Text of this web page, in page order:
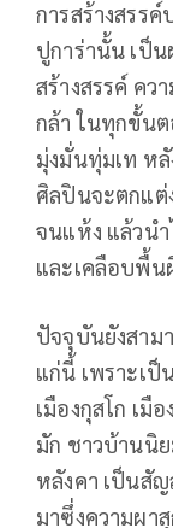
การสร้างสรร
ปูการ่านั้น เป็
สร้างสรรค์ คว
กล้า ในทุกขั้น
มุ่งมั่นทุ่มเท ห
ศิลปินจะตกแต่
จนแห้ง แล้วนำ
และเคลือบพื้น
ปัจจุบันยังสาม
แก่นี้ เพราะเ
เมืองกุสโก เมื
มัก ชาวบ้านนิ
หลังคา เป็นสั
มาซึ่งความผา